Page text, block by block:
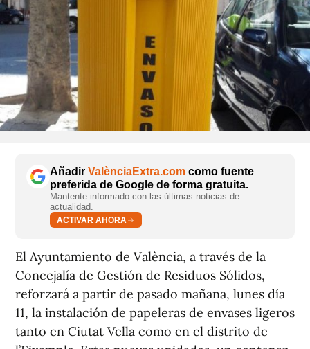
Añadir ValènciaExtra.com como fuente
preferida de Google de forma gratuita.
Mantente informado con las últimas noticias de
actualidad.
ACTIVAR AHORA
El Ayuntamiento de València, a través de la
Concejalía de Gestión de Residuos Sólidos,
reforzará a partir de pasado mañana, lunes día
11, la instalación de papeleras de envases ligeros
tanto en Ciutat Vella como en el distrito de